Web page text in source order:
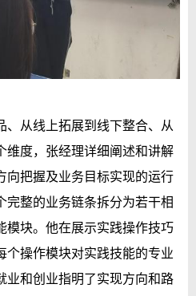
、从线上拓展到线下整合、从
维度，张经理详细阐述和讲解
向把握及业务目标实现的运行
完整的业务链条拆分为若干相
模块。他在展示实践操作技巧
个操作模块对实践技能的专业
业和创业指明了实现方向和路